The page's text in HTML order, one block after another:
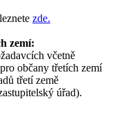
zde.
zemí:
včetně
občany třetích zemí
třetí země
úřad).